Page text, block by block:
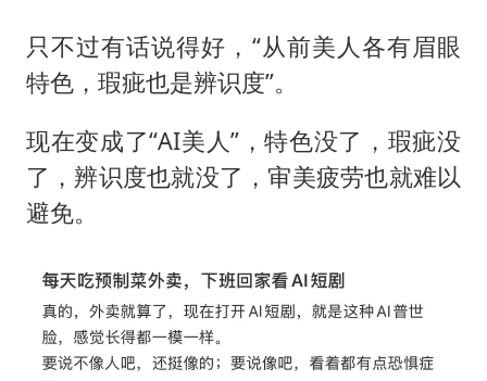
只不过有话说得好，“从前美人各有眉眼
特色，瑕疵也是辨识度”。
现在变成了“AI美人”，特色没了，瑕疵没
了，辨识度也就没了，审美疲劳也就难以
避免。